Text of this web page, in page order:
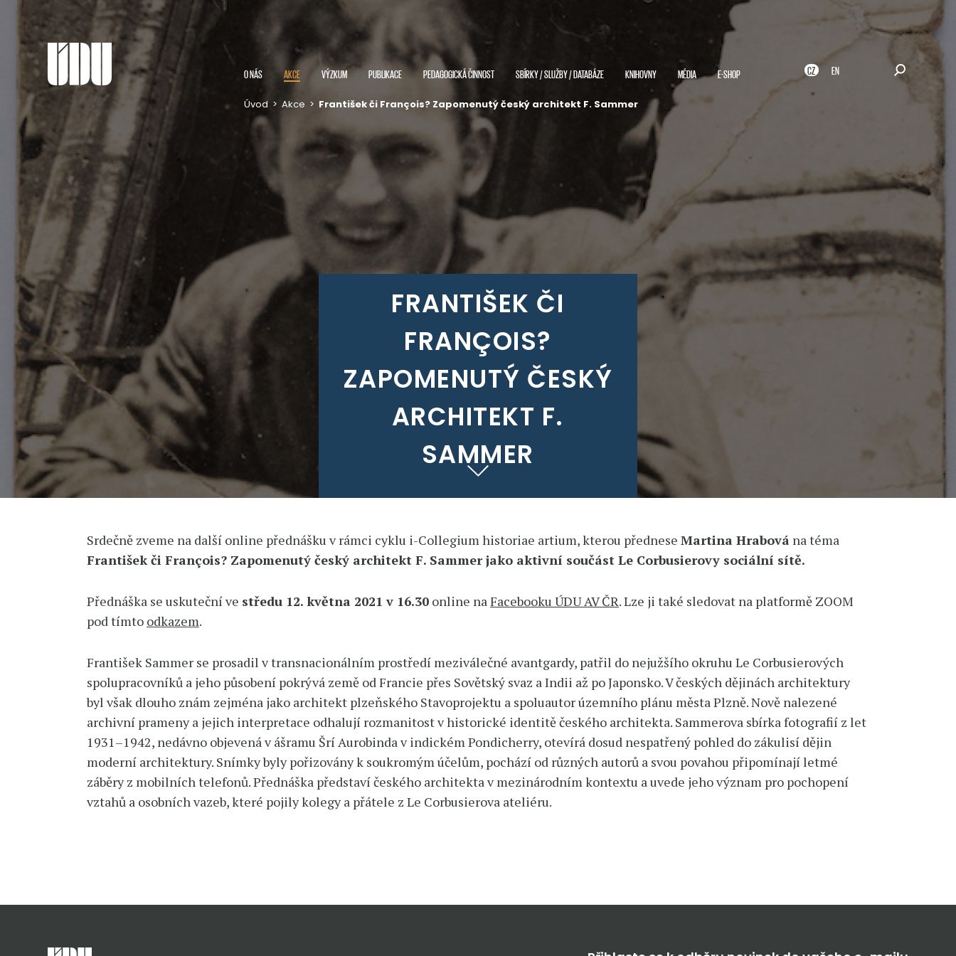
CZ EN
O NÁS AKCE VÝZKUM PUBLIKACE PEDAGOGICKÁ ČINNOST SBÍRKY / SLUŽBY / DATABÁZE KNIHOVNY MÉDIA E-SHOP
Úvod > Akce > František či François? Zapomenutý český architekt F. Sammer
FRANTIŠEK ČI
FRANÇOIS?
ZAPOMENUTÝ ČESKÝ
ARCHITEKT F.
SAMMER
Srdečně zveme na další online přednášku v rámci cyklu i-Collegium historiae artium, kterou přednese Martina Hrabová na téma
František či François? Zapomenutý český architekt F. Sammer jako aktivní součást Le Corbusierovy sociální sítě.
Přednáška se uskuteční ve středu 12. května 2021 v 16.30 online naFacebooku ÚDU AV ČR. Lze ji také sledovat na platformě ZOOM
pod tímto odkazem.
František Sammer se prosadil v transnacionálním prostředí meziválečné avantgardy, patřil do nejužšího okruhu Le Corbusierových
spolupracovníků a jeho působení pokrývá země od Francie přes Sovětský svaz a Indii až po Japonsko. V českých dějinách architektury
byl však dlouho znám zejména jako architekt plzeňského Stavoprojektu a spoluautor územního plánu města Plzně. Nově nalezené
archivní prameny a jejich interpretace odhalují rozmanitost v historické identitě českého architekta. Sammerova sbírka fotografií z let
1931–1942, nedávno objevená v ášramu Šrí Aurobinda v indickém Pondicherry, otevírá dosud nespatřený pohled do zákulisí dějin
moderní architektury. Snímky byly pořizovány k soukromým účelům, pochází od různých autorů a svou povahou připomínají letmé
záběry z mobilních telefonů. Přednáška představí českého architekta v mezinárodním kontextu a uvede jeho význam pro pochopení
vztahů a osobních vazeb, které pojily kolegy a přátele z Le Corbusierova ateliéru.